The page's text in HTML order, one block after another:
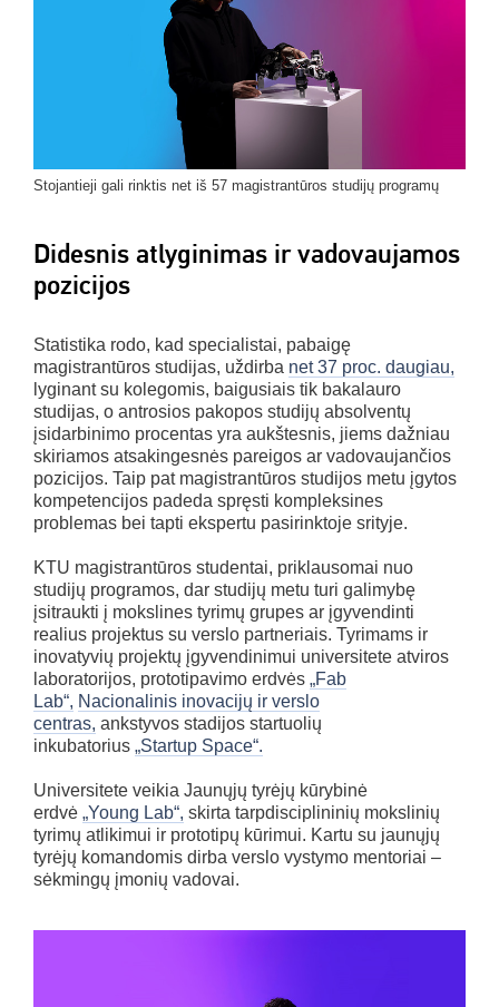
Stojantieji gali rinktis net iš 57 magistrantūros studijų programų
Didesnis atlyginimas ir vadovaujamos
pozicijos
Statistika rodo, kad specialistai, pabaigę
magistrantūros studijas, uždirba net 37 proc. daugiau,
lyginant su kolegomis, baigusiais tik bakalauro
studijas, o antrosios pakopos studijų absolventų
įsidarbinimo procentas yra aukštesnis, jiems dažniau
skiriamos atsakingesnės pareigos ar vadovaujančios
pozicijos. Taip pat magistrantūros studijos metu įgytos
kompetencijos padeda spręsti kompleksines
problemas bei tapti ekspertu pasirinktoje srityje.
KTU magistrantūros studentai, priklausomai nuo
studijų programos, dar studijų metu turi galimybę
įsitraukti į mokslines tyrimų grupes ar įgyvendinti
realius projektus su verslo partneriais. Tyrimams ir
inovatyvių projektų įgyvendinimui universitete atviros
laboratorijos, prototipavimo erdvės „Fab
Lab“, Nacionalinis inovacijų ir verslo
centras, ankstyvos stadijos startuolių
inkubatorius „Startup Space“.
Universitete veikia Jaunųjų tyrėjų kūrybinė
erdvė „Young Lab“, skirta tarpdisciplininių mokslinių
tyrimų atlikimui ir prototipų kūrimui. Kartu su jaunųjų
tyrėjų komandomis dirba verslo vystymo mentoriai –
sėkmingų įmonių vadovai.